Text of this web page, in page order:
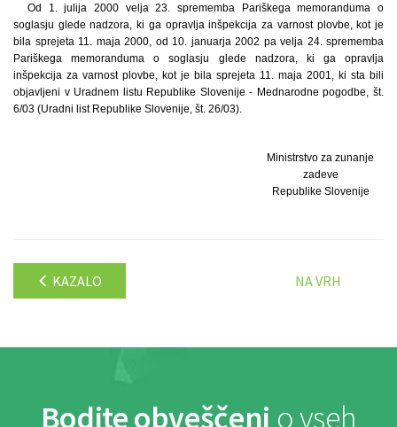
Od 1. julija 2000 velja 23. sprememba Pariškega memoranduma o
soglasju glede nadzora, ki ga opravlja inšpekcija za varnost plovbe, kot je
bila sprejeta 11. maja 2000, od 10. januarja 2002 pa velja 24. sprememba
Pariškega memoranduma o soglasju glede nadzora, ki ga opravlja
inšpekcija za varnost plovbe, kot je bila sprejeta 11. maja 2001, ki sta bili
objavljeni v Uradnem listu Republike Slovenije - Mednarodne pogodbe, št.
6/03 (Uradni list Republike Slovenije, št. 26/03).
Ministrstvo za zunanje
zadeve
Republike Slovenije
KAZALO NA VRH
Bodite obveščeni o vseh